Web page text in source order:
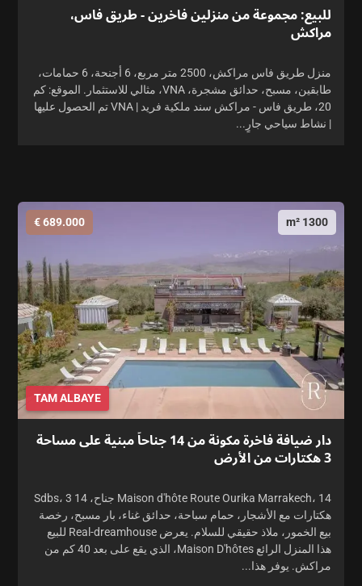
للبيع: مجموعة من منزلين فاخرين - طريق فاس،
مراكش
منزل طريق فاس مراكش، 2500 متر مربع، 6 أجنحة، 6 حمامات،
طابقين، مسبح، حدائق مشجرة، VNA، مثالي للاستثمار. الموقع: كم
20، طريق فاس - مراكش سند ملكية فريد | VNA تم الحصول عليها
| نشاط سياحي جارٍ...
1300 m²
689.000 €
TAM ALBAYE
دار ضيافة فاخرة مكونة من 14 جناحاً مبنية على مساحة
3 هكتارات من الأرض
Maison d'hôte Route Ourika Marrakech، 14 جناح، 14 Sdbs، 3
هكتارات مع الأشجار، حمام سباحة، حدائق غناء، بار مسبح، رخصة
بيع الخمور، ملاذ حقيقي للسلام. يعرض Real-dreamhouse للبيع
هذا المنزل الرائع Maison D'hôtes، الذي يقع على بعد 40 كم من
مراكش. يوفر هذا...